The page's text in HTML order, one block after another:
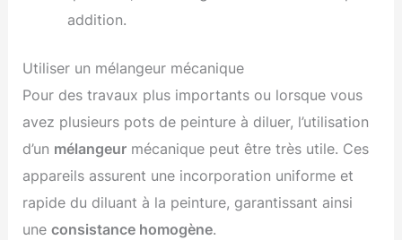
addition.
Utiliser un mélangeur mécanique
Pour des travaux plus importants ou lorsque vous
avez plusieurs pots de peinture à diluer, l’utilisation
d’un mélangeur mécanique peut être très utile. Ces
appareils assurent une incorporation uniforme et
rapide du diluant à la peinture, garantissant ainsi
uneconsistance homogène.